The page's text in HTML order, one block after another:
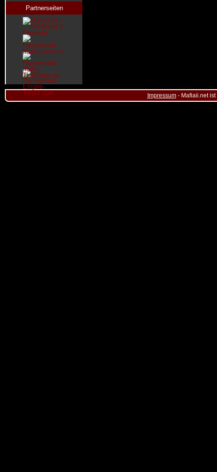
Partnerseiten
Impressum- Mafiaii.net ist